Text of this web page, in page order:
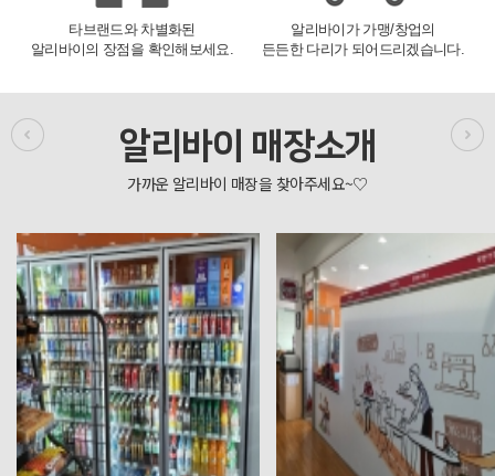
타브랜드와 차별화된
알리바이의 장점을 확인해보세요.
알리바이가 가맹/창업의
든든한 다리가 되어드리겠습니다.
알리바이 매장소개